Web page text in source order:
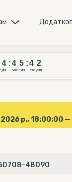
4
4 :
4
4
5
5
хвилин
:
4
4 2
секунд
р., 18:00:00 —
48090